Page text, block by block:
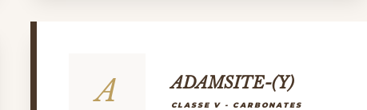
A ADAMSITE-(Y)
CLASSE V - CARBONATES